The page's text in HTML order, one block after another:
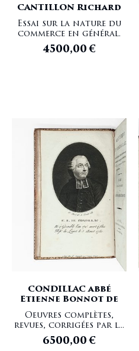
CANTILLON Richard
Essai sur la nature du
commerce en général.
4500,00€
CONDILLAC abbé
Etienne Bonnot de
Oeuvres complètes,
revues, corrigées par l...
6500,00€